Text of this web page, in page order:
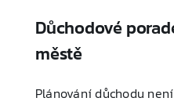
Důchodové
městě
Plánování důchodu